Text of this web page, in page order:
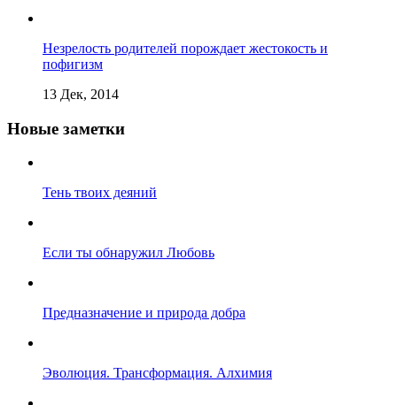
Незрелость родителей порождает жестокость и
пофигизм
13 Дек, 2014
Новые заметки
Тень твоих деяний
Если ты обнаружил Любовь
Предназначение и природа добра
Эволюция. Трансформация. Алхимия